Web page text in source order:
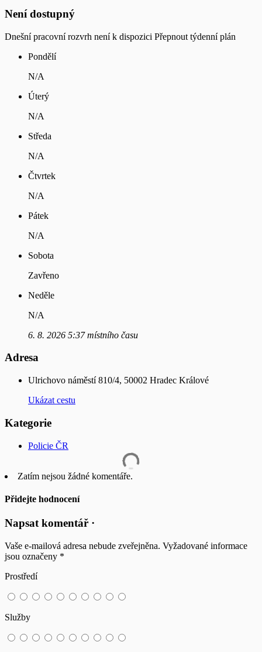
Není dostupný
Dnešní pracovní rozvrh není k dispozici Přepnout týdenní plán
Pondělí
N/A
Úterý
N/A
Středa
N/A
Čtvrtek
N/A
Pátek
N/A
Sobota
Zavřeno
Neděle
N/A
6. 8. 2026 5:37 místního času
Adresa
Ulrichovo náměstí 810/4, 50002 Hradec Králové
Ukázat cestu
Kategorie
Policie ČR
Zatím nejsou žádné komentáře.
Přidejte hodnocení
Napsat komentář ·
Vaše e-mailová adresa nebude zveřejněna. Vyžadované informace
jsou označeny *
Prostředí
Služby